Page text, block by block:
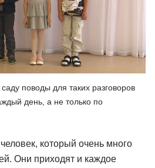
поводы для таких разговоров
день, а не только по
который очень много
Они приходят и каждое